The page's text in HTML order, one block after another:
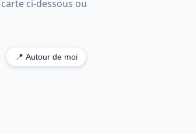
ci-dessous ou
📍 Autour de moi